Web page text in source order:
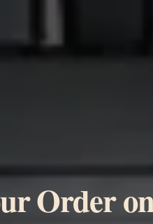
Order